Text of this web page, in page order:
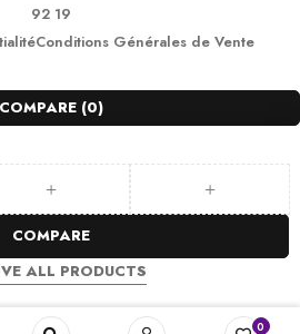
92 19
Conditions Générales de Vente
0
COMPARE (0)
COMPARE
ALL PRODUCTS